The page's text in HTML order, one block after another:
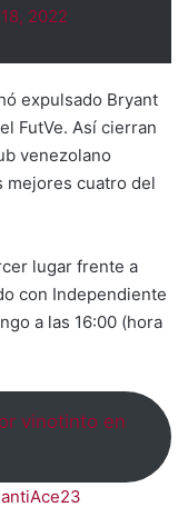
2022
expulsado Bryant
FutVe. Así cierran
venezolano
mejores cuatro del
lugar frente a
con Independiente
a las 16:00 (hora
vinotinto en